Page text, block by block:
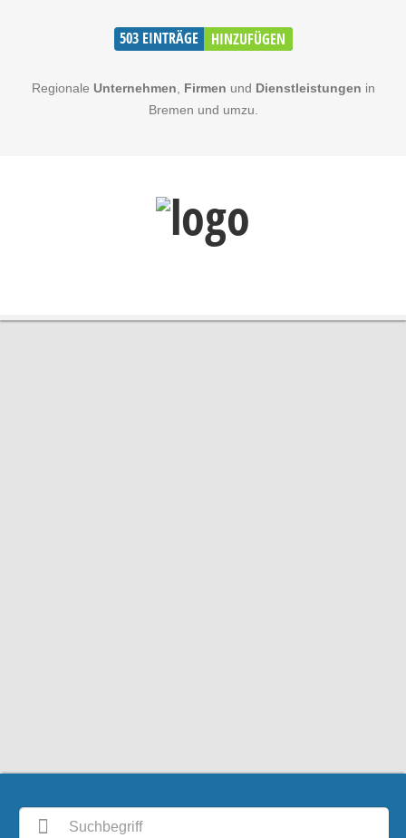
503 EINTRÄGE HINZUFÜGEN
Regionale Unternehmen Firmen und Dienstleistungen in
Bremen und umzu.